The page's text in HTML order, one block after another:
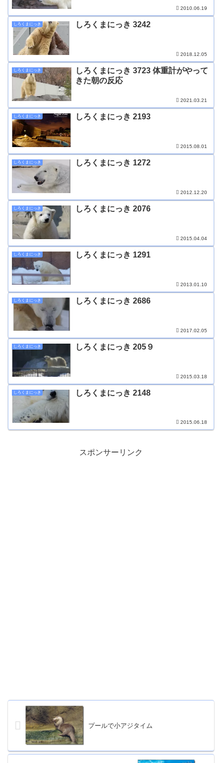
2010.06.19
しろくまにっき しろくまにっき 3242
2018.12.05
しろくまにっき
しろくまにっき 3723 体重計がやって
きた朝の反応
2021.03.21
しろくまにっき しろくまにっき 2193
2015.08.01
しろくまにっき しろくまにっき 1272
2012.12.20
しろくまにっき しろくまにっき 2076
2015.04.04
しろくまにっき しろくまにっき 1291
2013.01.10
しろくまにっき しろくまにっき 2686
2017.02.05
しろくまにっき しろくまにっき 205９
2015.03.18
しろくまにっき しろくまにっき 2148
2015.06.18
スポンサーリンク
プールで小アジタイム